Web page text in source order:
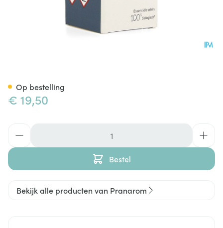
€ 19,50
Bestel
Op bestelling
Bekijk alle producten van Pranarom